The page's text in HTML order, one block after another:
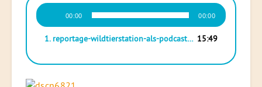
Audio-
Player
00:00 00:00
1. reportage-wildtierstation-als-podcast_15min48sek 15:49